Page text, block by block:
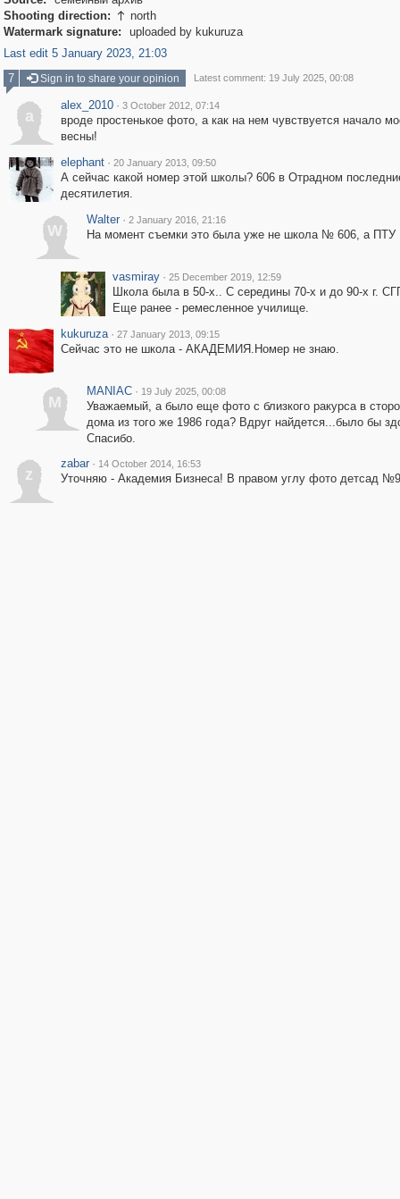
Shooting direction:  north
Watermark signature:
uploaded by kukuruza
Last edit 5 January 2023, 21:03
7
Sign in to share your opinion Latest comment: 19 July 2025, 00:08
a
alex_2010 · 3 October 2012, 07:14
вроде простенькое фото, а как на нем чувствуется начало
весны!
elephant · 20 January 2013, 09:50
А сейчас какой номер этой школы? 606 в Отрадном
десятилетия.
W
Walter · 2 January 2016, 21:16
На момент съемки это была уже не школа № 606, а
vasmiray · 25 December 2019, 12:59
Школа была в 50-х.. С середины 70-х и до 90-х г.
Еще ранее - ремесленное училище.
kukuruza · 27 January 2013, 09:15
Сейчас это не школа - АКАДЕМИЯ.Номер не знаю.
M
MANIAC · 19 July 2025, 00:08
Уважаемый, а было еще фото с близкого ракурса в
дома из того же 1986 года? Вдруг найдется...было бы
Спасибо.
z
zabar · 14 October 2014, 16:53
Уточняю - Академия Бизнеса! В правом углу фото детсад